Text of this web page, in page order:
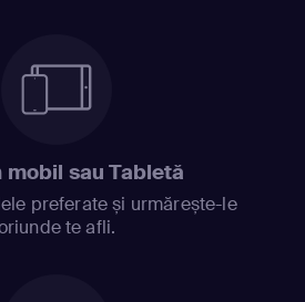
mobil sau Tabletă
preferate și urmărește-le
te afli.